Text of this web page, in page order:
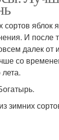
яблок
И после
далек от
со
зимних